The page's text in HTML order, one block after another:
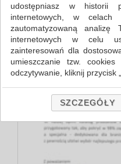
udostępniasz w historii
internetowych, w celach
zautomatyzowaną analizę
internetowych w celu
zainteresowań dla
umieszczanie tzw.
odczytywanie, kliknij przycisk
Jeśli nie chcesz wyrazić
„Szczegóły”, gdzie
zrobić . Te same
naszą polityką prywatności
W przypadku użytkowników
konta. Każda Państwa
SZCZEGÓŁY